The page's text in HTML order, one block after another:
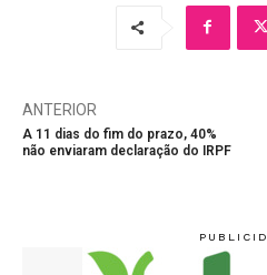
ANTERIOR
A 11 dias do fim do prazo, 40%
não enviaram declaração do IRPF